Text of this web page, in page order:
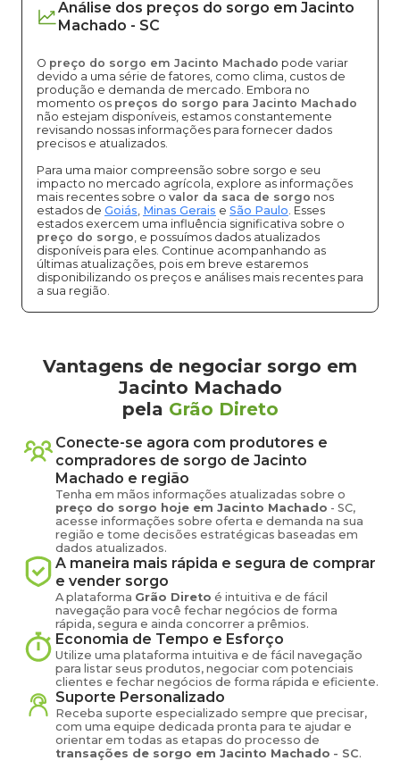
Análise dos preços do sorgo em Jacinto
Machado - SC
O preço do sorgo em Jacinto Machado pode variar
devido a uma série de fatores, como clima, custos de
produção e demanda de mercado. Embora no
momento os preços do sorgo para Jacinto Machado
não estejam disponíveis, estamos constantemente
revisando nossas informações para fornecer dados
precisos e atualizados.
Para uma maior compreensão sobre sorgo e seu
impacto no mercado agrícola, explore as informações
mais recentes sobre o valor da saca de sorgo nos
estados de Goiás, Minas Gerais e São Paulo. Esses
estados exercem uma influência significativa sobre o
preço do sorgo, e possuímos dados atualizados
disponíveis para eles. Continue acompanhando as
últimas atualizações, pois em breve estaremos
disponibilizando os preços e análises mais recentes para
a sua região.
Vantagens de negociar sorgo em
Jacinto Machado
pela Grão Direto
Conecte-se agora com produtores e
compradores de sorgo de Jacinto
Machado e região
Tenha em mãos informações atualizadas sobre o
preço do sorgo hoje em Jacinto Machado - SC,
acesse informações sobre oferta e demanda na sua
região e tome decisões estratégicas baseadas em
dados atualizados.
A maneira mais rápida e segura de comprar
e vender sorgo
A plataforma Grão Direto é intuitiva e de fácil
navegação para você fechar negócios de forma
rápida, segura e ainda concorrer a prêmios.
Economia de Tempo e Esforço
Utilize uma plataforma intuitiva e de fácil navegação
para listar seus produtos, negociar com potenciais
clientes e fechar negócios de forma rápida e eficiente.
Suporte Personalizado
Receba suporte especializado sempre que precisar,
com uma equipe dedicada pronta para te ajudar e
orientar em todas as etapas do processo de
transações de sorgo em Jacinto Machado - SC.